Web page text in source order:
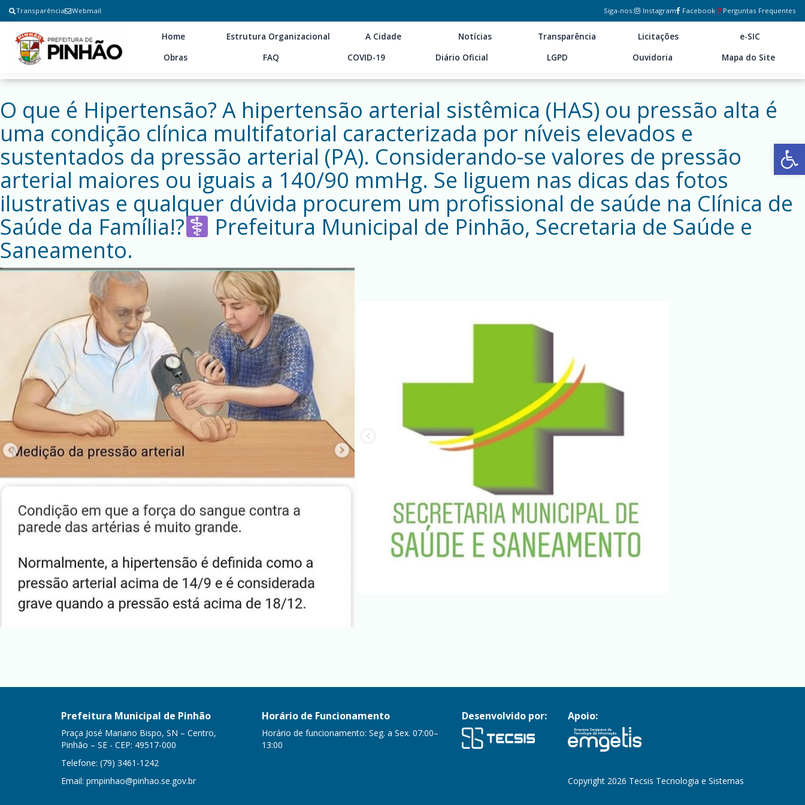
Transparência Webmail Siga-nos: Instagram Facebook Perguntas Frequentes
Home Estrutura Organizacional A Cidade Notícias Transparência Licitações
e-SIC
Obras
FAQ COVID-19 Diário Oficial LGPD Ouvidoria Mapa do Site
O que é Hipertensão? A hipertensão arterial sistêmica (HAS) ou pressão alta é
uma condição clínica multifatorial caracterizada por níveis elevados e
sustentados da pressão arterial (PA). Considerando-se valores de pressão
arterial maiores ou iguais a 140/90 mmHg. Se liguem nas dicas das fotos
ilustrativas e qualquer dúvida procurem um profissional de saúde na Clínica de
Saúde da Família!?‍ Prefeitura Municipal de Pinhão, Secretaria de Saúde e
Saneamento.
Prefeitura Municipal de Pinhão
Praça José Mariano Bispo, SN – Centro,
Pinhão – SE - CEP: 49517-000
Telefone: (79) 3461-1242
Email: pmpinhao@pinhao.se.gov.br
Horário de Funcionamento
Horário de funcionamento: Seg. a Sex. 07:00–
13:00
Desenvolvido por: Apoio:
Copyright 2026 Tecsis Tecnologia e Sistemas